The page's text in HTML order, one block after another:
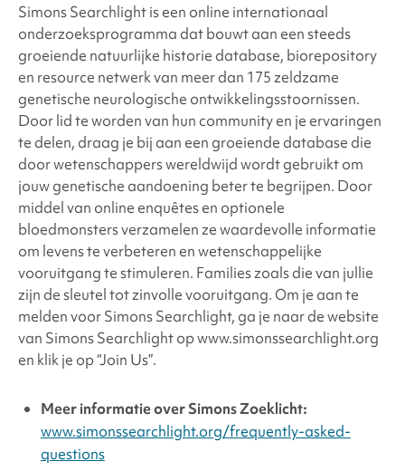
Simons Searchlightis een online internationaal
onderzoeksprogramma dat bouwt aan een steeds
groeiende natuurlijke historie database, biorepository
en resource netwerk van meer dan 175 zeldzame
genetische neurologische ontwikkelingsstoornissen.
Door lid te worden van hun community en je ervaringen
te delen, draag je bij aan een groeiende database die
door wetenschappers wereldwijd wordt gebruikt om
jouw genetische aandoening beter te begrijpen. Door
middel van online enquêtes en optionele
bloedmonsters verzamelen ze waardevolle informatie
om levens te verbeteren en wetenschappelijke
vooruitgang te stimuleren. Families zoals die van jullie
zijn de sleutel tot zinvolle vooruitgang. Om je aan te
melden voorSimons Searchlight, ga je naar de website
van Simons Searchlightop www.simonssearchlight.org
en klik je op “Join Us”.
Meer informatie over Simons Zoeklicht:
www.simonssearchlight.org/frequently-asked-
questions